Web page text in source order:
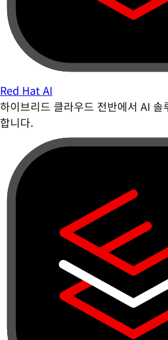
Red Hat AI
하이브리드 클라우드 전반에서 AI 솔
합니다.